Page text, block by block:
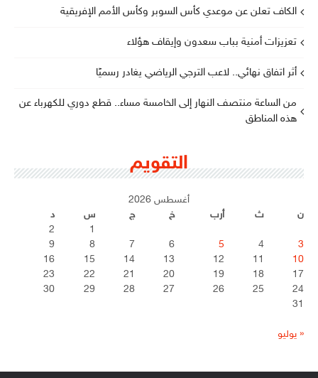
الكاف تعلن عن موعدي كأس السوبر وكأس الأمم الإفريقية
تعزيزات أمنية بباب سعدون وإيقاف هؤلاء
أثر اتفاق نهائي.. لاعب الترجي الرياضي يغادر رسميًا
من الساعة منتصف النهار إلى الخامسة مساء.. قطع دوري للكهرباء عن
هذه المناطق
التقويم
أغسطس 2026
ن
ث أرب خ ج س
د
1
2
3
4
5
6
7
8
9
10
11
12
13
14
15
16
17
18
19
20
21
22
23
24
25
26
27
28
29
30
31
« يوليو